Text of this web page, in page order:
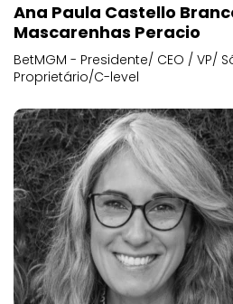
Ana Paula Castello
Mascarenhas Peracio
BetMGM - Presidente/ CEO / VP/
Proprietário/C-level